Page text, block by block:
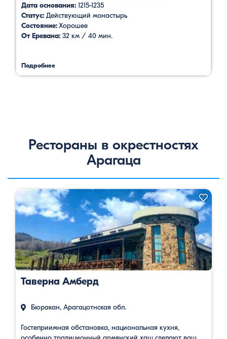
Дата основания: 1215-1235
Статус: Действующий монастырь
Состояние:Хорошее
От Еревана: 32 км / 40 мин.
Подробнее
Рестораны в окрестностях
Арагаца
Таверна Амберд
Бюракан, Арагацотнская обл.
Гостеприимная обстановка, национальная кухня,